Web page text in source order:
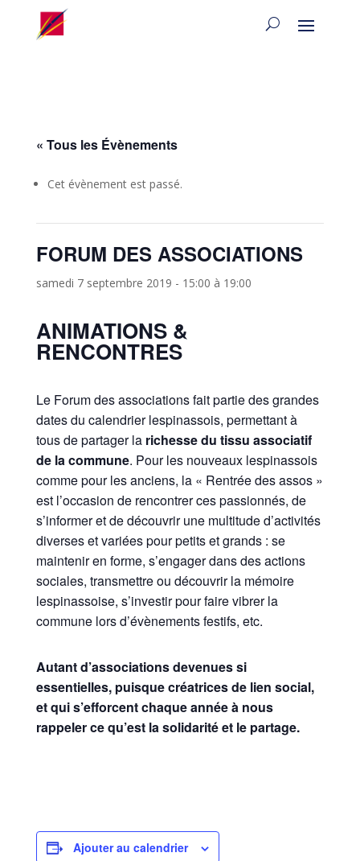
« Tous les Évènements
Cet évènement est passé.
FORUM DES ASSOCIATIONS
samedi 7 septembre 2019 - 15:00 à 19:00
ANIMATIONS &
RENCONTRES
Le Forum des associations fait partie des grandes
dates du calendrier lespinassois, permettant à
tous de partager la richesse du tissu associatif
de la commune. Pour les nouveaux lespinassois
comme pour les anciens, la « Rentrée des assos »
est l’occasion de rencontrer ces passionnés, de
s’informer et de découvrir une multitude d’activités
diverses et variées pour petits et grands : se
maintenir en forme, s’engager dans des actions
sociales, transmettre ou découvrir la mémoire
lespinassoise, s’investir pour faire vibrer la
commune lors d’évènements festifs, etc.
Autant d’associations devenues si
essentielles, puisque créatrices de lien social,
et qui s’efforcent chaque année à nous
rappeler ce qu’est la solidarité et le partage.
Ajouter au calendrier